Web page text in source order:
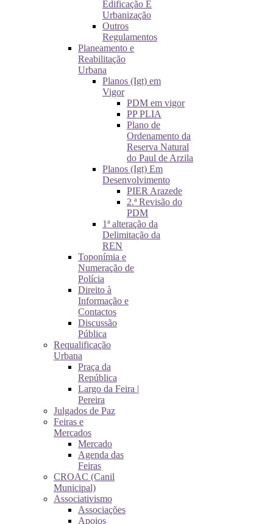
Edificação E
Urbanização
Outros
Regulamentos
Planeamento e
Reabilitação
Urbana
Planos (Igt) em
Vigor
PDM em vigor
PP PLIA
Plano de
Ordenamento da
Reserva Natural
do Paul de Arzila
Planos (Igt) Em
Desenvolvimento
PIER Arazede
2.ª Revisão do
PDM
1ª alteração da
Delimitação da
REN
Toponímia e
Numeração de
Polícia
Direito à
Informação e
Contactos
Discussão
Pública
Requalificação
Urbana
Praça da
República
Largo da Feira |
Pereira
Julgados de Paz
Feiras e
Mercados
Mercado
Agenda das
Feiras
CROAC (Canil
Municipal)
Associativismo
Associações
Apoios